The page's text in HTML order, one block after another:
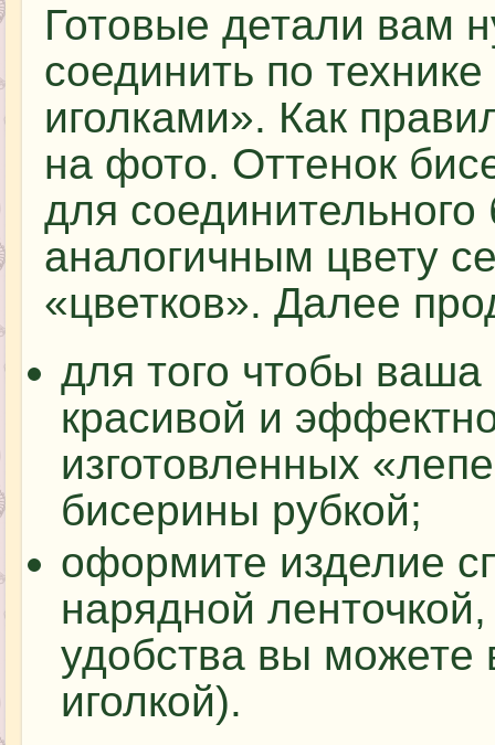
Готовые детали вам
соединить по
иголками». Как
на фото. Оттенок
для
аналогичным цвету
«цветков». Далее
для того чтобы
красивой и
изготовленных
бисерины рубкой;
оформите изделие
нарядной
удобства вы можете
иголкой).